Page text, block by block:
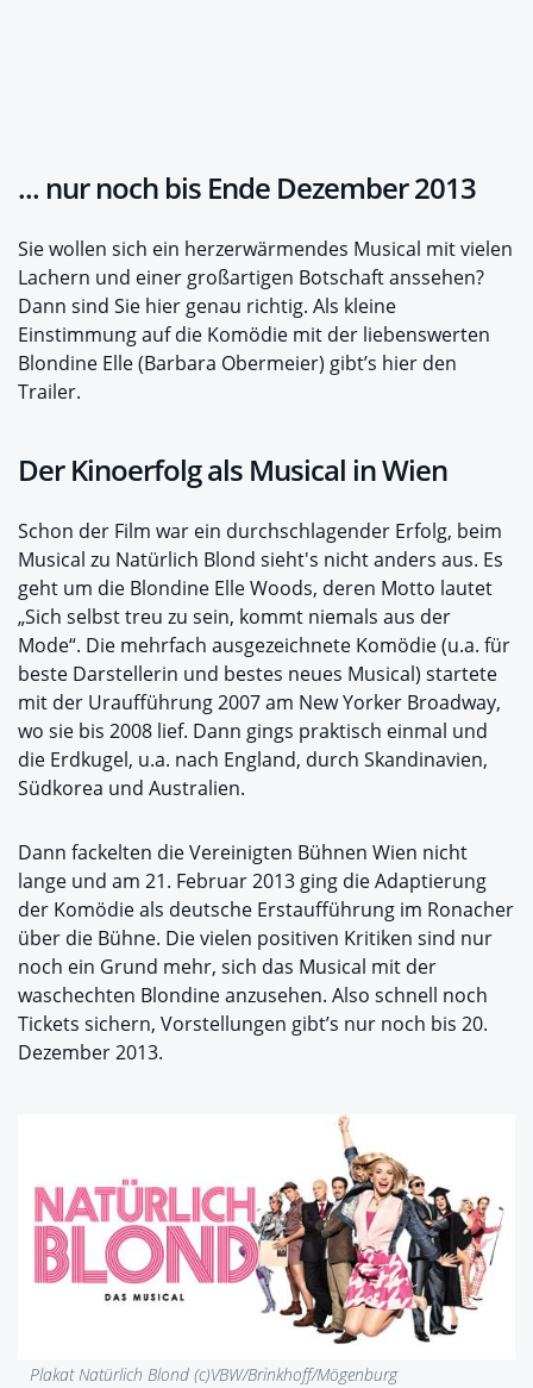
... nur noch bis Ende Dezember 2013
Sie wollen sich ein herzerwärmendes Musical mit vielen
Lachern und einer großartigen Botschaft anssehen?
Dann sind Sie hier genau richtig. Als kleine
Einstimmung auf die Komödie mit der liebenswerten
Blondine Elle (Barbara Obermeier) gibt’s hier den
Trailer.
Der Kinoerfolg als Musical in Wien
Schon der Film war ein durchschlagender Erfolg, beim
Musical zu Natürlich Blond sieht's nicht anders aus. Es
geht um die Blondine Elle Woods, deren Motto lautet
„Sich selbst treu zu sein, kommt niemals aus der
Mode“. Die mehrfach ausgezeichnete Komödie (u.a. für
beste Darstellerin und bestes neues Musical) startete
mit der Uraufführung 2007 am New Yorker Broadway,
wo sie bis 2008 lief. Dann gings praktisch einmal und
die Erdkugel, u.a. nach England, durch Skandinavien,
Südkorea und Australien.
Dann fackelten die Vereinigten Bühnen Wien nicht
lange und am 21. Februar 2013 ging die Adaptierung
der Komödie als deutsche Erstaufführung im Ronacher
über die Bühne. Die vielen positiven Kritiken sind nur
noch ein Grund mehr, sich das Musical mit der
waschechten Blondine anzusehen. Also schnell noch
Tickets sichern, Vorstellungen gibt’s nur noch bis 20.
Dezember 2013.
Plakat Natürlich Blond (c)VBW/Brinkhoff/Mögenburg